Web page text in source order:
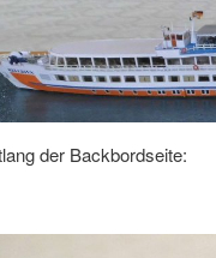
der Backbordseite: